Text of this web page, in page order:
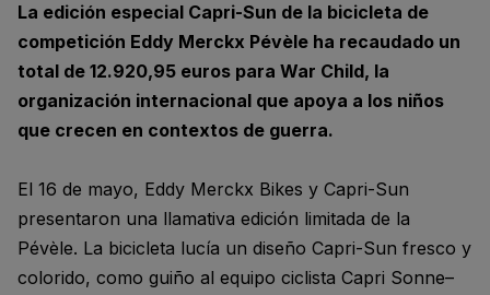
La edición especial Capri-Sun de la bicicleta de
competición Eddy Merckx Pévèle ha recaudado un
total de 12.920,95 euros para War Child, la
organización internacional que apoya a los niños
que crecen en contextos de guerra.
El 16 de mayo, Eddy Merckx Bikes y Capri-Sun
presentaron una llamativa edición limitada de la
Pévèle. La bicicleta lucía un diseño Capri-Sun fresco y
colorido, como guiño al equipo ciclista Capri Sonne–